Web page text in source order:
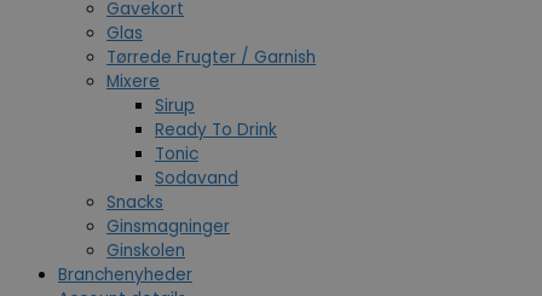
Gavekort
Glas
Tørrede Frugter / Garnish
Mixere
Sirup
Ready To Drink
Tonic
Sodavand
Snacks
Ginsmagninger
Ginskolen
Branchenyheder